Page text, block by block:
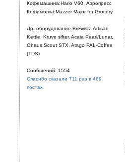
Кофемашина:Hario V60, Аэропресс
Кофемолка:Mazzer Major for Grocery
Др. оборудование Brewista Artisan
Kettle, Kruve sifter, Acaia Pearl/Lunar,
Ohaus Scout STX, Atago PAL-Coffee
(TDS)
Сообщений: 1554
Спасибо сказали 711 раз в 469
постах